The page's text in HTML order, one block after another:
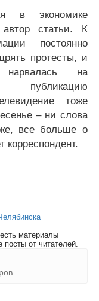
в экономике
статьи. К
постоянно
протесты, и
на
тоже
– ни слова
все больше о
корреспондент.
материалы
от читателей.